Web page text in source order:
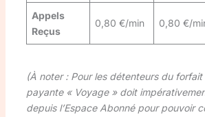
Appels
Reçus
0,80 €/min 0,80 €/
(À noter : Pour les détenteurs du forfait
payante « Voyage » doit
depuis l’Espace Abonné pour pouvoir